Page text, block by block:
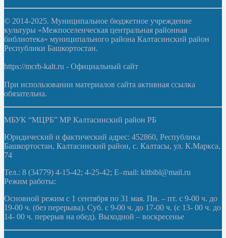
© 2014-2025. Муниципальное бюджетное учреждение
культуры «Межпоселенческая центральная районная
библиотека» муниципального района Калтасинский район
Республики Башкортостан.
https://mcrb-kalt.ru - Официальный сайт
При использовании материалов сайта активная ссылка
обязательна.
МБУК “МЦРБ” МР Калтасинский район РБ
Юридический и фактический адрес: 452860, Республика
Башкортостан, Калтасинский район, с. Калтасы, ул. К.Маркса,
74
Тел.: 8 (34779) 4-15-42; 4-25-42; E–mail: kltbibl@mail.ru
Режим работы:
Основной режим с 1 сентября по 31 мая. Пн. – пт. с 9-00 ч. до
19-00 ч. (без перерыва). Суб. с 9-00 ч. до 17-00 ч. (с 13- 00 ч. до
14- 00 ч. перерыв на обед). Выходной – воскресенье